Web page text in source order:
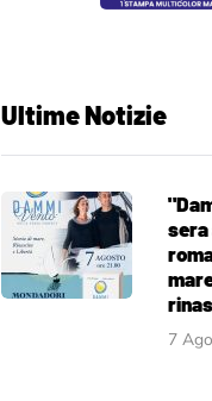
Ultime Notizie
sera
7